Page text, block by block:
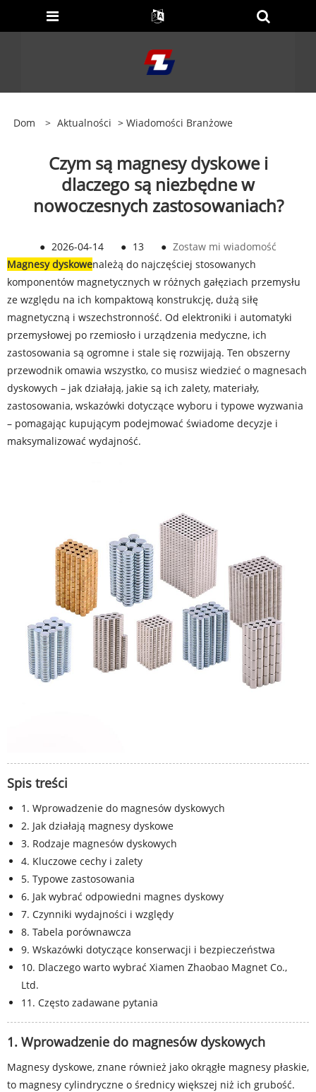
Dom > Aktualności > Wiadomości Branżowe
Czym są magnesy dyskowe i
dlaczego są niezbędne w
nowoczesnych zastosowaniach?
● 2026-04-14 ● 13 ● Zostaw mi wiadomość
Magnesy dyskowenależą do najczęściej stosowanych
komponentów magnetycznych w różnych gałęziach przemysłu
ze względu na ich kompaktową konstrukcję, dużą siłę
magnetyczną i wszechstronność. Od elektroniki i automatyki
przemysłowej po rzemiosło i urządzenia medyczne, ich
zastosowania są ogromne i stale się rozwijają. Ten obszerny
przewodnik omawia wszystko, co musisz wiedzieć o magnesach
dyskowych – jak działają, jakie są ich zalety, materiały,
zastosowania, wskazówki dotyczące wyboru i typowe wyzwania
– pomagając kupującym podejmować świadome decyzje i
maksymalizować wydajność.
Spis treści
1. Wprowadzenie do magnesów dyskowych
2. Jak działają magnesy dyskowe
3. Rodzaje magnesów dyskowych
4. Kluczowe cechy i zalety
5. Typowe zastosowania
6. Jak wybrać odpowiedni magnes dyskowy
7. Czynniki wydajności i względy
8. Tabela porównawcza
9. Wskazówki dotyczące konserwacji i bezpieczeństwa
10. Dlaczego warto wybrać Xiamen Zhaobao Magnet Co.,
Ltd.
11. Często zadawane pytania
1. Wprowadzenie do magnesów dyskowych
Magnesy dyskowe, znane również jako okrągłe magnesy płaskie,
to magnesy cylindryczne o średnicy większej niż ich grubość.